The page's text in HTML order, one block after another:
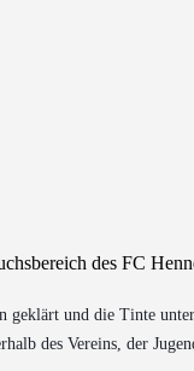
des FC
und die Tinte
des Vereins, der